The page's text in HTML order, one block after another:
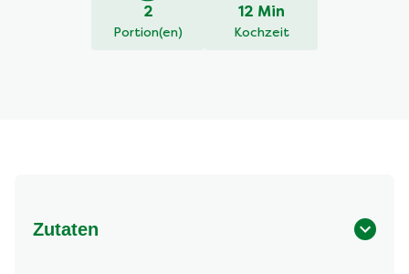
2
Portion(en)
12 Min
Kochzeit
Zutaten